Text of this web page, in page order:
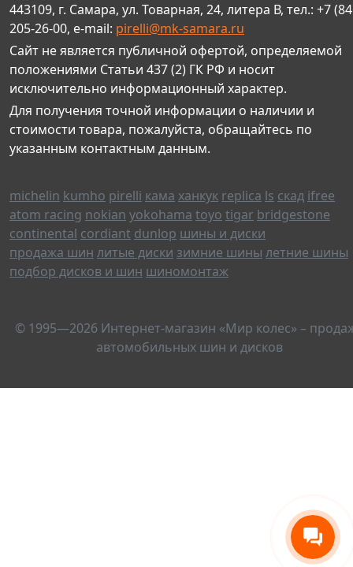
443109, г. Самара, ул. Товарная, 24, литера В, тел.: +7
205-26-00, e-mail: pirelli@mk-samara.ru
Сайт не является публичной офертой, определяемой
положениями Статьи 437 (2) ГК РФ и носит
исключительно информационный характер.
Для получения точной информации о наличии и
стоимости товара, пожалуйста, обращайтесь по
указанным контактным данным.
michelin kumho pirelli кама ханкук replica ls скад ifree
atom racing nokian yokohama toyo tigar bridgestone
continental cordiant dunlop шины и диски
продажа шин литые диски зимние шины летние шины
подбор дисков и шин шиномонтаж
© 1995—2026 Интернет-магазин «Мир колес» –
автомобильных шин и дисков